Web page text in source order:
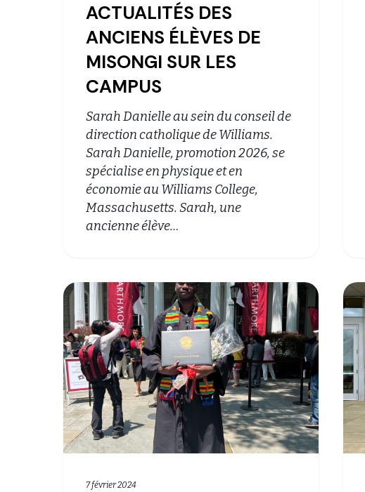
ACTUALITÉS DES
ANCIENS ÉLÈVES DE
MISONGI SUR LES
CAMPUS
Sarah Danielle au sein du conseil de
direction catholique de Williams.
Sarah Danielle, promotion 2026, se
spécialise en physique et en
économie au Williams College,
Massachusetts. Sarah, une
ancienne élève…
7 février 2024